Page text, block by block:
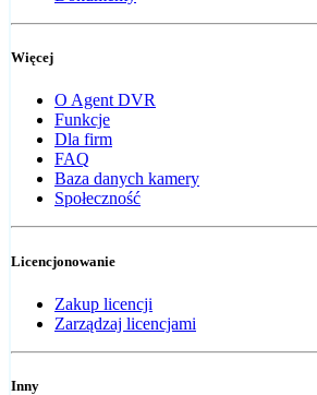
Więcej
O Agent DVR
Funkcje
Dla firm
FAQ
Baza danych kamery
Społeczność
Licencjonowanie
Zakup licencji
Zarządzaj licencjami
Inny